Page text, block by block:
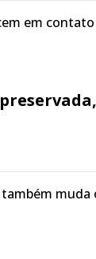
em contato
muda